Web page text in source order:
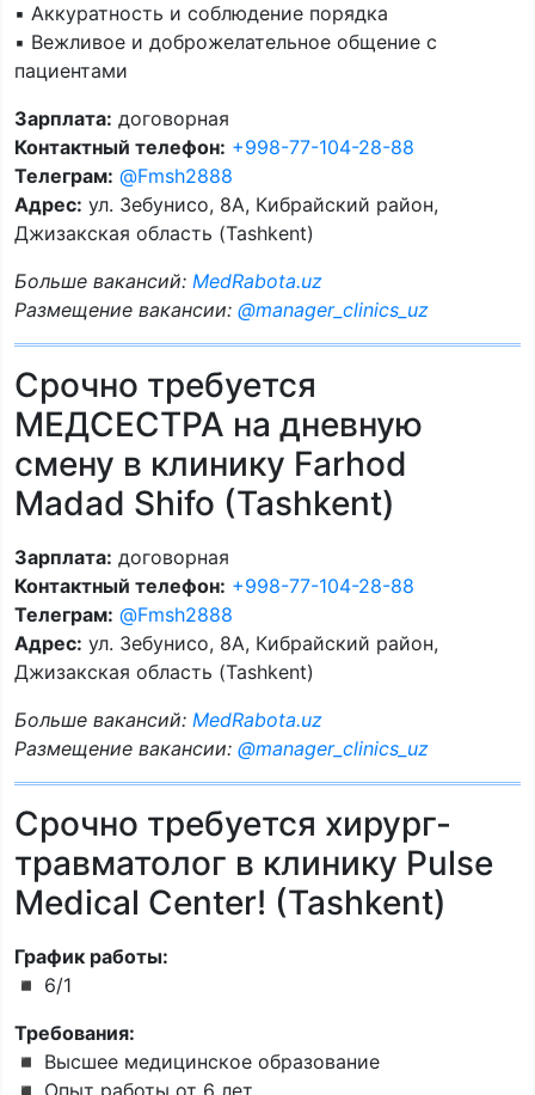
▪️ Аккуратность и соблюдение порядка
▪️ Вежливое и доброжелательное общение с
пациентами
Зарплата: договорная
Контактный телефон: +998-77-104-28-88
Телеграм: @Fmsh2888
Адрес: ул. Зебунисо, 8A, Кибрайский район,
Джизакская область (Tashkent)
Больше вакансий: MedRabota.uz
Размещение вакансии: @manager_clinics_uz
Срочно требуется
МЕДСЕСТРА на дневную
смену в клинику Farhod
Madad Shifo (Tashkent)
Зарплата: договорная
Контактный телефон: +998-77-104-28-88
Телеграм: @Fmsh2888
Адрес: ул. Зебунисо, 8A, Кибрайский район,
Джизакская область (Tashkent)
Больше вакансий: MedRabota.uz
Размещение вакансии: @manager_clinics_uz
Срочно требуется хирург-
травматолог в клинику Pulse
Medical Center! (Tashkent)
График работы:
◾️ 6/1
Требования:
◾️ Высшее медицинское образование